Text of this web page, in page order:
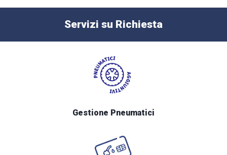
Servizi su Richiesta
Gestione Pneumatici